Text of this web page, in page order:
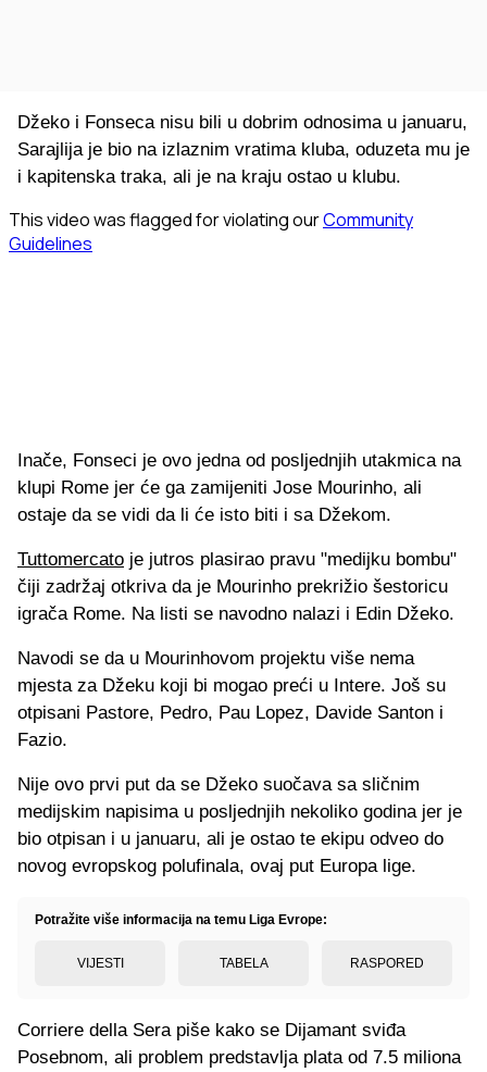
Džeko i Fonseca nisu bili u dobrim odnosima u januaru,
Sarajlija je bio na izlaznim vratima kluba, oduzeta mu je
i kapitenska traka, ali je na kraju ostao u klubu.
Inače, Fonseci je ovo jedna od posljednjih utakmica na
klupi Rome jer će ga zamijeniti Jose Mourinho, ali
ostaje da se vidi da li će isto biti i sa Džekom.
Tuttomercato je jutros plasirao pravu "medijku bombu"
čiji zadržaj otkriva da je Mourinho prekrižio šestoricu
igrača Rome. Na listi se navodno nalazi i Edin Džeko.
Navodi se da u Mourinhovom projektu više nema
mjesta za Džeku koji bi mogao preći u Intere. Još su
otpisani Pastore, Pedro, Pau Lopez, Davide Santon i
Fazio.
Nije ovo prvi put da se Džeko suočava sa sličnim
medijskim napisima u posljednjih nekoliko godina jer je
bio otpisan i u januaru, ali je ostao te ekipu odveo do
novog evropskog polufinala, ovaj put Europa lige.
Potražite više informacija na temu Liga Evrope:
VIJESTI TABELA RASPORED
Corriere della Sera piše kako se Dijamant sviđa
Posebnom, ali problem predstavlja plata od 7.5 miliona